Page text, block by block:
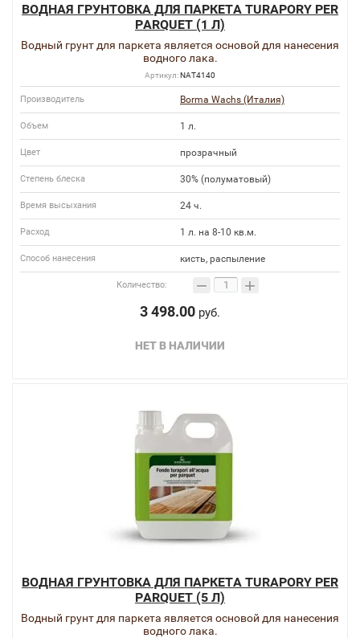
ВОДНАЯ ГРУНТОВКА ДЛЯ ПАРКЕТА TURAPORY PER
PARQUET (1 Л)
Водный грунт для паркета является основой для нанесения
водного лака.
Артикул:NAT4140
Производитель Borma Wachs (Италия)
Объем 1 л.
Цвет прозрачный
Степень блеска 30% (полуматовый)
Время высыхания 24 ч.
Расход 1 л. на 8-10 кв.м.
Способ нанесения кисть, распыление
Количество: − +
3 498.00 руб.
НЕТ В НАЛИЧИИ
ВОДНАЯ ГРУНТОВКА ДЛЯ ПАРКЕТА TURAPORY PER
PARQUET (5 Л)
Водный грунт для паркета является основой для нанесения
водного лака.